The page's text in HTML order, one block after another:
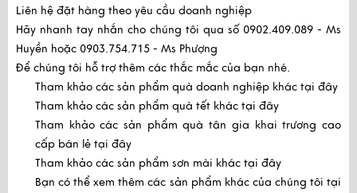
Liên hệ đặt hàng theo yêu cầu doanh nghiệp
Hãy nhanh tay nhắn cho chúng tôi qua số 0902.409.089 - Ms
Huyền hoặc 0903.754.715 - Ms Phượng
Để chúng tôi hỗ trợ thêm các thắc mắc của bạn nhé.
Tham khảo các sản phẩm quà doanh nghiệp khác tại đây
Tham khảo các sản phẩm quà tết khác tại đây
Tham khảo các sản phẩm quà tân gia khai trương cao
cấp bán lẻ tại đây
Tham khảo các sản phẩm sơn mài khác tại đây
Bạn có thể xem thêm các sản phẩm khác của chúng tôi tại